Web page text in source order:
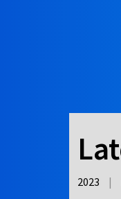
2023 |